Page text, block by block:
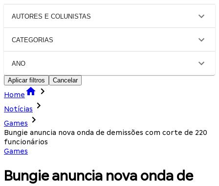
AUTORES E COLUNISTAS
CATEGORIAS
ANO
Aplicar filtros Cancelar
Home
Notícias
Games
Bungie anuncia nova onda de demissões com corte de 220
funcionários
Games
Bungie anuncia nova onda de